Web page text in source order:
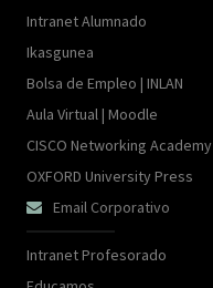
Intranet Alumnado
Ikasgunea
Bolsa de Empleo | INLAN
Aula Virtual | Moodle
CISCO Networking Academy
OXFORD University Press
 Email Corporativo
Intranet Profesorado